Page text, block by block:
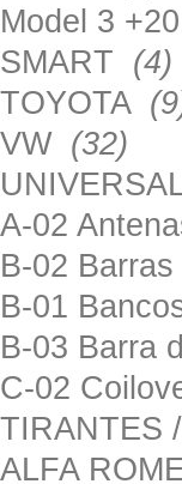
Model 3
SMART (4)
TOYOTA
VW (32)
A-02
B-02
B-01
B-03 Barra
C-02
TIRANTES
ALFA